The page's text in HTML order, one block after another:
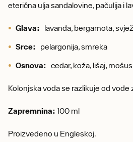
eterična ulja sandalovine, pačulija i
Glava: lavanda, bergamota,
Srce: pelargonija, smreka
Osnova: cedar, koža, lišaj, mošus
Kolonjska voda se razlikuje od vode
Zapremnina: 100 ml
Proizvedeno u Engleskoj.